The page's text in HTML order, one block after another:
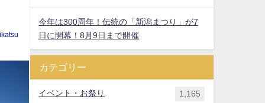
今年は300周年！伝統の「新潟まつり」が7
日に開幕！8月9日まで開催
カテゴリー
イベント・お祭り 1,165